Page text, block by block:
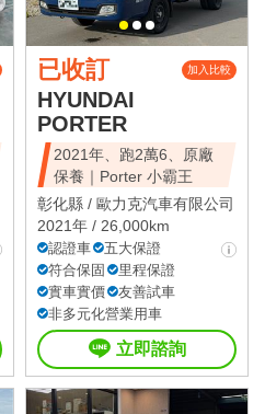
已收訂 加入比較
HYUNDAI
PORTER
2021年、跑2萬6、原廠
保養｜Porter 小霸王
彰化縣 / 歐力克汽車有限公司
2021年 / 26,000km
認證車
五大保證
符合保固
里程保證
實車實價
友善試車
非多元化營業用車
立即諮詢